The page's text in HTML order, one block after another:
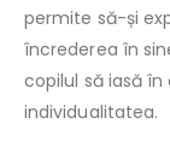
permite să-și
încrederea în
copilul să iasă
individualitatea.